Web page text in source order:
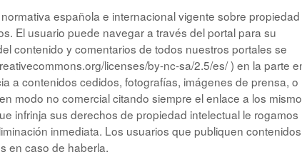
española e internacional vigente sobre propiedad
El usuario puede navegar a través del portal para su
contenido y comentarios de todos nuestros portales se
licenses/by-nc-sa/2.5/es/ ) en la parte
a contenidos cedidos, fotografías, imágenes de prensa, o
modo no comercial citando siempre el enlace a los
infrinja sus derechos de propiedad intelectual le rogamos
inmediata. Los usuarios que publiquen
en caso de haberla.